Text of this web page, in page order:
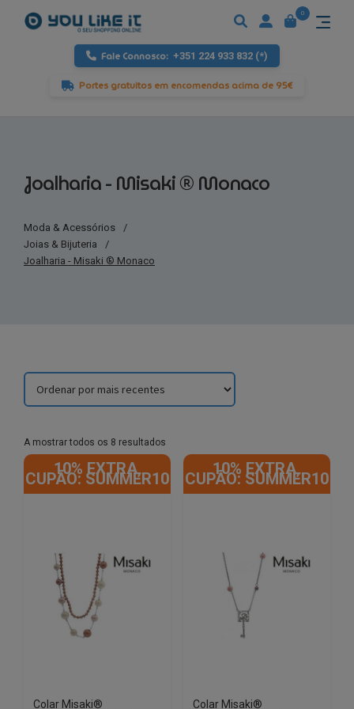
Fale Connosco: +351 224 933 832 (*)
Portes gratuitos em encomendas acima de 95€
0
Joalharia - Misaki ® Monaco
Moda & Acessórios
/
Joias & Bijuteria
/
Joalharia - Misaki ® Monaco
A mostrar todos os 8 resultados
by
latest
10% EXTRA,
CUPÃO: SUMMER10
Colar Misaki®
10% EXTRA,
CUPÃO: SUMMER10
Colar Misaki®